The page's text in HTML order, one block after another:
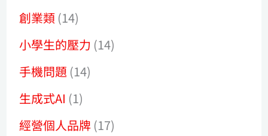
創業類 (14)
小學生的壓力 (14)
手機問題 (14)
生成式AI (1)
經營個人品牌 (17)